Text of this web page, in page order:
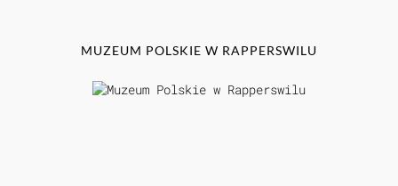
MUZEUM POLSKIE W RAPPERSWILU